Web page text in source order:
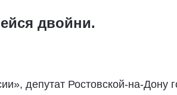
двойни.
депутат Ростовской-на-Дону